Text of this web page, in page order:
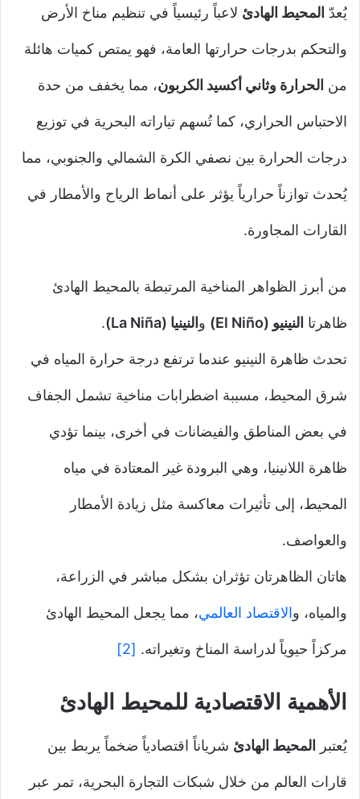
يُعدّ المحيط الهادئ لاعباً رئيسياً في تنظيم مناخ الأرض
والتحكم بدرجات حرارتها العامة، فهو يمتص كميات هائلة
من الحرارة وثاني أكسيد الكربون، مما يخفف من حدة
الاحتباس الحراري، كما تُسهم تياراته البحرية في توزيع
درجات الحرارة بين نصفي الكرة الشمالي والجنوبي، مما
يُحدث توازناً حرارياً يؤثر على أنماط الرياح والأمطار في
القارات المجاورة.
من أبرز الظواهر المناخية المرتبطة بالمحيط الهادئ
ظاهرتا النينيو (El Niño) و النينيا (La Niña) .
تحدث ظاهرة النينيو عندما ترتفع درجة حرارة المياه في
شرق المحيط، مسببة اضطرابات مناخية تشمل الجفاف
في بعض المناطق والفيضانات في أخرى، بينما تؤدي
ظاهرة اللانينيا، وهي البرودة غير المعتادة في مياه
المحيط، إلى تأثيرات معاكسة مثل زيادة الأمطار
والعواصف.
هاتان الظاهرتان تؤثران بشكل مباشر في الزراعة،
والمياه، والاقتصاد العالمي، مما يجعل المحيط الهادئ
مركزاً حيوياً لدراسة المناخ وتغيراته. [2]
الأهمية الاقتصادية للمحيط الهادئ
يُعتبر المحيط الهادئ شرياناً اقتصادياً ضخماً يربط بين
قارات العالم من خلال شبكات التجارة البحرية، تمر عبر